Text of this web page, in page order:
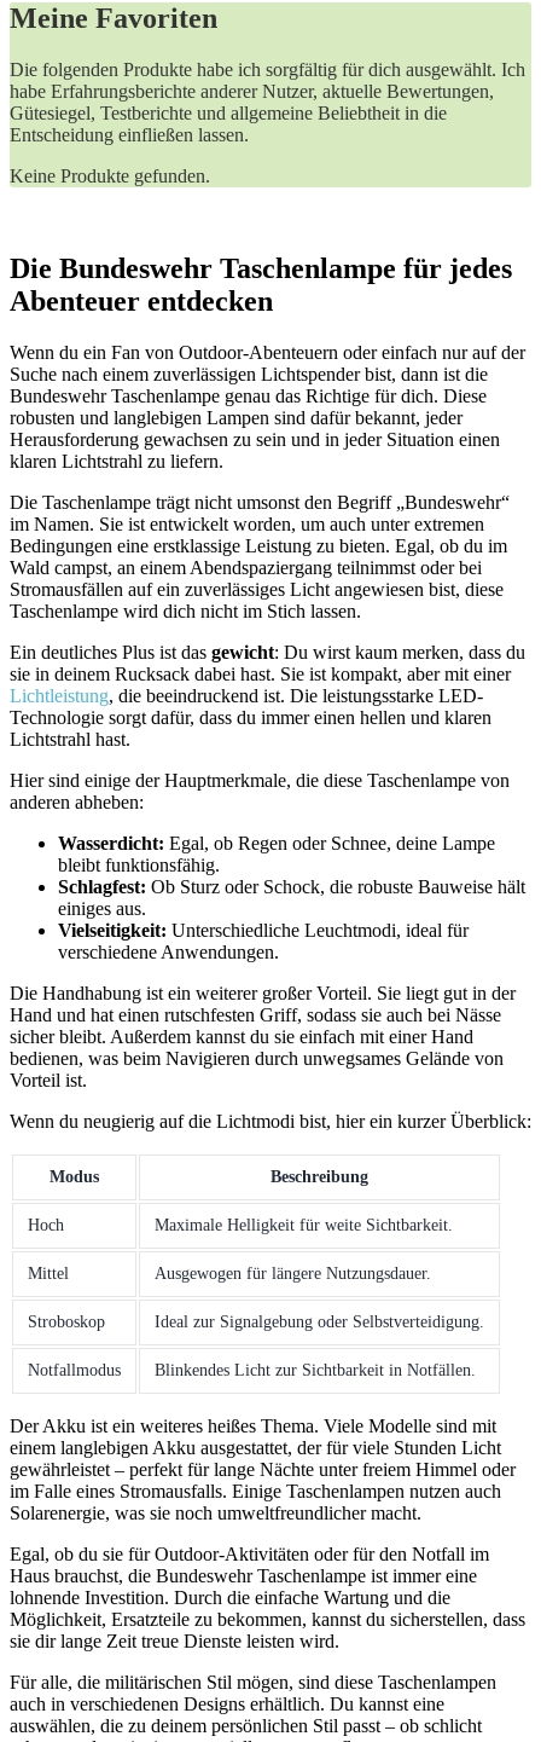
Meine Favoriten
Die ⁤folgenden Produkte habe ich ⁢sorgfältig für dich ausgewählt. Ich
⁤habe Erfahrungsberichte anderer Nutzer, aktuelle ‌Bewertungen,
Gütesiegel, ‍Testberichte und allgemeine‌ Beliebtheit in die
Entscheidung einfließen lassen.
Keine Produkte gefunden.
Die Bundeswehr⁣ Taschenlampe‌ für jedes
Abenteuer entdecken
Wenn du ein Fan von Outdoor-Abenteuern oder einfach nur auf der
Suche nach einem⁤ zuverlässigen Lichtspender bist, dann ist die
‍Bundeswehr Taschenlampe genau‌ das⁣ Richtige für ⁤dich.⁤ Diese
robusten und langlebigen ‌Lampen sind dafür bekannt, jeder
Herausforderung gewachsen zu sein ​und in jeder Situation einen
klaren Lichtstrahl zu liefern.
Die Taschenlampe​ trägt ‌nicht umsonst den‌ Begriff ⁣„Bundeswehr“‌
im Namen. Sie ist entwickelt ⁢worden,‌ um auch​ unter extremen‌
Bedingungen eine erstklassige Leistung ⁢zu‌ bieten. Egal,‍ ob du im‌
Wald ​campst, an einem‌ Abendspaziergang teilnimmst oder‍ bei
Stromausfällen auf ⁣ein ⁤zuverlässiges Licht angewiesen bist, diese
Taschenlampe wird dich nicht im Stich lassen.
Ein deutliches Plus ist das gewicht: Du wirst ​kaum merken, dass du
sie in deinem ⁣Rucksack ‍dabei hast.​ Sie ist kompakt, aber mit‍ einer
Lichtleistung, die beeindruckend ist. Die leistungsstarke LED-
Technologie ⁤sorgt dafür, dass du immer einen hellen und klaren
Lichtstrahl hast.
Hier sind ​einige der Hauptmerkmale, die diese Taschenlampe von ​
anderen abheben:
Wasserdicht: Egal, ob Regen ‍oder Schnee, deine Lampe
bleibt ⁤funktionsfähig.
Schlagfest: Ob⁤ Sturz oder Schock, die ⁤robuste Bauweise hält
einiges aus.
Vielseitigkeit: Unterschiedliche Leuchtmodi, ideal für
verschiedene ​Anwendungen.
Die Handhabung ist ein weiterer großer Vorteil. Sie liegt gut in der
Hand⁣ und hat einen ​rutschfesten Griff, sodass sie auch ‌bei Nässe
sicher bleibt. Außerdem kannst du sie einfach mit einer Hand
bedienen, ⁣was beim Navigieren durch unwegsames​ Gelände‌ von⁤
Vorteil ist.
Wenn⁤ du ⁢neugierig auf die ​Lichtmodi bist, hier⁤ ein kurzer Überblick:
Modus Beschreibung
Hoch Maximale Helligkeit⁣ für weite Sichtbarkeit.
Mittel Ausgewogen für längere Nutzungsdauer.
Stroboskop Ideal zur Signalgebung ⁢oder Selbstverteidigung.
Notfallmodus Blinkendes Licht zur⁢ Sichtbarkeit in Notfällen.
Der Akku‍ ist​ ein weiteres heißes Thema. Viele Modelle sind‍ mit
einem langlebigen‍ Akku ausgestattet, der für viele Stunden ‍Licht
gewährleistet – perfekt für lange⁤ Nächte unter freiem Himmel oder
im​ Falle eines Stromausfalls. Einige Taschenlampen nutzen auch
⁤Solarenergie, was sie noch umweltfreundlicher macht.
Egal, ob du sie ​für Outdoor-Aktivitäten oder für den​ Notfall im
Haus brauchst, die ⁤Bundeswehr Taschenlampe ist immer eine
lohnende ⁣Investition. Durch die einfache Wartung‍ und die
⁢Möglichkeit, Ersatzteile zu bekommen, kannst​ du sicherstellen, dass
sie dir⁣ lange Zeit treue Dienste leisten ​wird.
Für​ alle,​ die‌ militärischen Stil ‌mögen, sind diese ‌Taschenlampen
auch in ‍verschiedenen Designs‌ erhältlich. Du kannst‌ eine
auswählen, die zu deinem⁣ persönlichen Stil passt – ob ⁣schlicht